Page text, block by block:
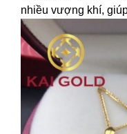
nhiều vượng khí,